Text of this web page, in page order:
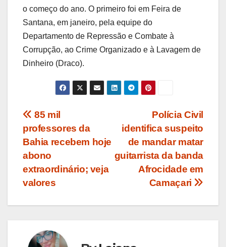
o começo do ano. O primeiro foi em Feira de
Santana, em janeiro, pela equipe do
Departamento de Repressão e Combate à
Corrupção, ao Crime Organizado e à Lavagem de
Dinheiro (Draco).
Navegação
de
Post
Polícia Civil
identifica suspeito
de mandar matar
guitarrista da banda
Afrocidade em
Camaçari
85 mil
professores da
Bahia recebem hoje
abono
extraordinário; veja
valores